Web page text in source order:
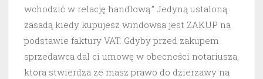
wchodzić w relację handlową.” Jedyną ustaloną
zasadą kiedy kupujesz windowsa jest ZAKUP na
podstawie faktury VAT. Gdyby przed zakupem
sprzedawca dal ci umowę w obecności notariusza,
ktora stwierdza ze masz prawo do dzierzawy na